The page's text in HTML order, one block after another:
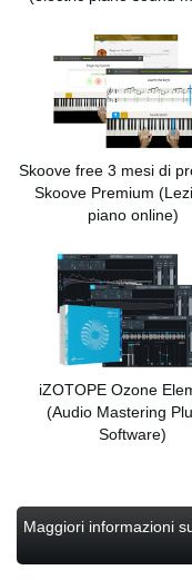
Skoove free 3 mesi di
Skoove Premium
piano online)
iZOTOPE Ozone
(Audio Mastering
Software)
Maggiori informazioni